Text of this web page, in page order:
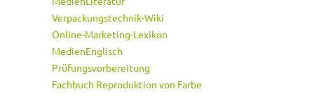
Verpackungstechnik-Wiki
Online-Marketing-Lexikon
MedienEnglisch
Prüfungsvorbereitung
Fachbuch Reproduktion von Farbe